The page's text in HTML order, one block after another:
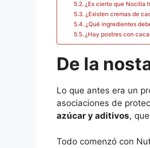
¿Es cierto que Nocilla
¿Existen cremas de
¿Qué ingredientes
¿Hay postres con
De la
Lo que antes era un
asociaciones de
azúcar y aditivos,
Todo comenzó con